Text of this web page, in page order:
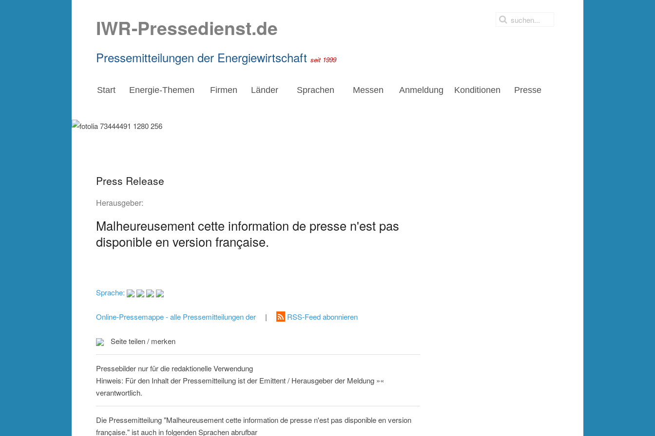
IWR-Pressedienst.de
Pressemitteilungen der Energiewirtschaft seit 1999
Start Energie-Themen Firmen Länder Sprachen Messen Anmeldung Konditionen Presse
Press Release
Herausgeber:
Malheureusement cette information de presse n'est pas
disponible en version française.
Sprache:
Online-Pressemappe - alle Pressemitteilungen der | RSS-Feed abonnieren
Seite teilen / merken
Pressebilder nur für die redaktionelle Verwendung
Hinweis: Für den Inhalt der Pressemitteilung ist der Emittent / Herausgeber der Meldung »«
verantwortlich.
Die Pressemitteilung "Malheureusement cette information de presse n'est pas disponible en version
française." ist auch in folgenden Sprachen abrufbar